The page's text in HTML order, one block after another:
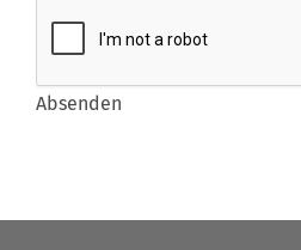
Abschnitt
Absenden